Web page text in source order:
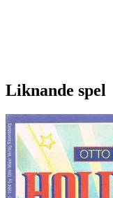
Liknande spel